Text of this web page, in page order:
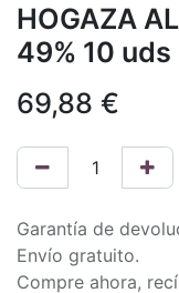
HOGAZA
49% 10
69,88 €
Garantía de
Envío gratuito.
Compre ahora,